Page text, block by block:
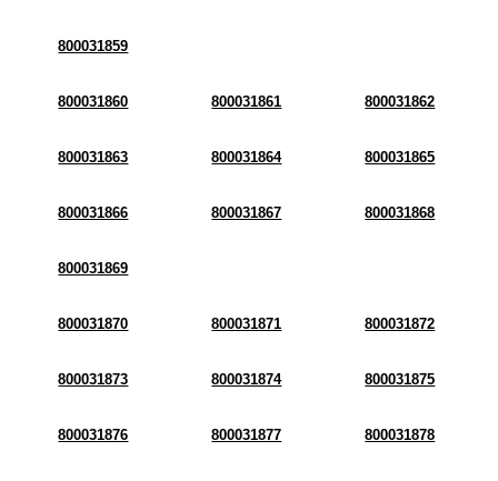
800031859
800031860 800031861 800031862
800031863 800031864 800031865
800031866 800031867 800031868
800031869
800031870 800031871 800031872
800031873 800031874 800031875
800031876 800031877 800031878